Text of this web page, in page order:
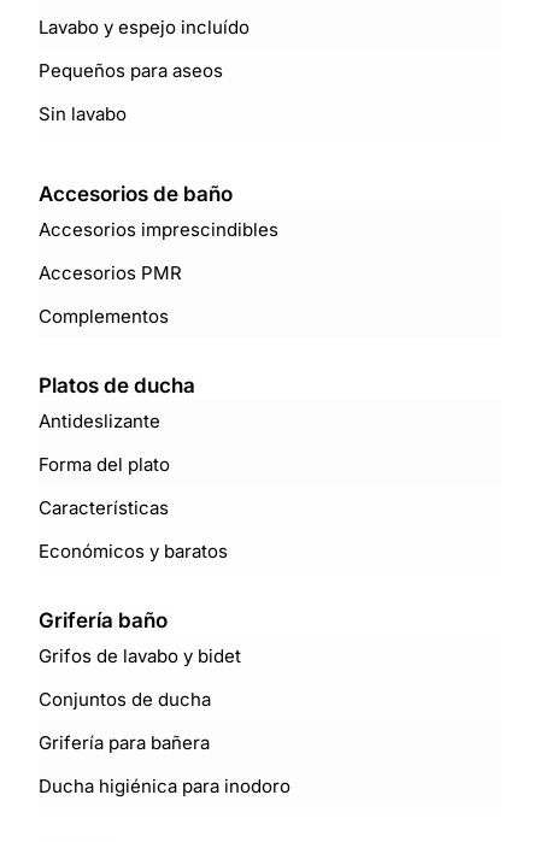
Lavabo y espejo incluído
Pequeños para aseos
Sin lavabo
Accesorios de baño
Accesorios imprescindibles
Accesorios PMR
Complementos
Platos de ducha
Antideslizante
Forma del plato
Características
Económicos y baratos
Grifería baño
Grifos de lavabo y bidet
Conjuntos de ducha
Grifería para bañera
Ducha higiénica para inodoro